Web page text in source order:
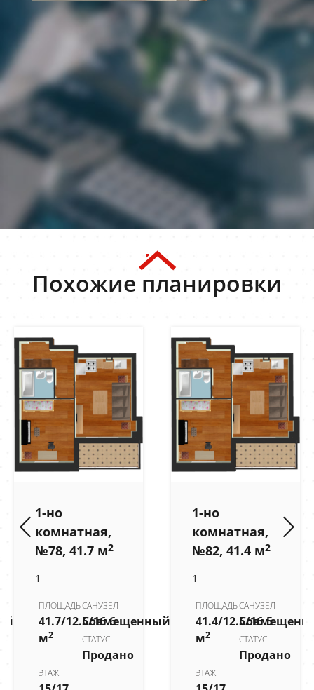
Похожие планировки
1-но
комнатная,
№78, 41.7 м2
1
ПЛОЩАДЬ
41.7/12.5/16.6
м2
САНУЗЕЛ
Совмещенный
СТАТУС
Продано
ЭТАЖ
1-но
комнатная,
№82, 41.4 м2
1
ПЛОЩАДЬ
41.4/12.5/16.5
м2
САНУЗЕЛ
СТАТУС
Продано
ЭТАЖ